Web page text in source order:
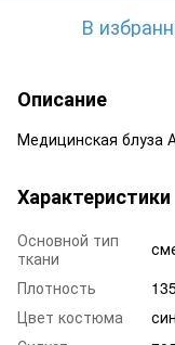
В
Описание
Медицинская блуза
Характеристики
Основной тип
ткани
Плотность
Цвет костюма